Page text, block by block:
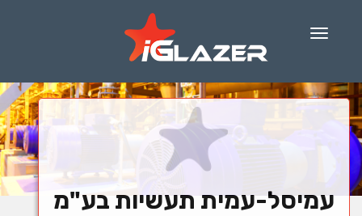
Menu
עמיסל-עמית תעשיות בע"מ